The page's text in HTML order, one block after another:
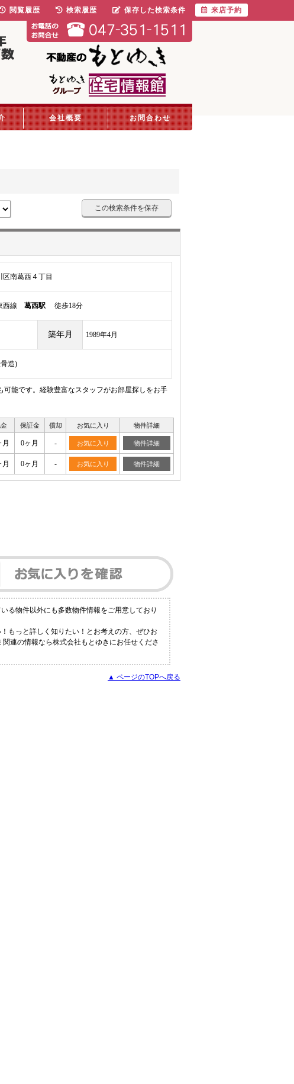
会社概要 お問合わせ
この検索条件を保存
区南葛西４丁目
西線 葛西駅 徒歩18分
築年月 1989年4月
造)
能です。経験豊富なスタッフがお部屋探しをお手
保証金 償却 お気に入り 物件詳細
月 0ヶ月 - お気に入り 物件詳細
月 0ヶ月 - お気に入り 物件詳細
る物件以外にも多数物件情報をご用意しており
もっと詳しく知りたい！とお考えの方、ぜひお
連の情報なら株式会社もとゆきにお任せくださ
▲ ページのTOPへ戻る
閲覧履歴 検索履歴 保存した検索条件 来店予約